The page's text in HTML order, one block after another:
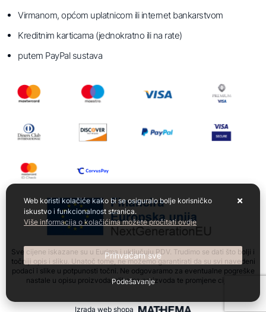
Virmanom, općom uplatnicom ili internet bankarstvom
Kreditnim karticama (jednokratno ili na rate)
putem PayPal sustava
Sve cijene iskazane su u Eurima i uključuju PDV. Trudimo se dati što bolji i
točniji opis i sliku. Unatoč tome, ne možemo garantirati da su svi navedeni
podaci i slike u potpunosti točni. Ne odgovaramo za eventualne pogreške
nastale u opisu proizvoda, slikama proizvoda te promjene cijena.
Izrada web shopa
Web koristi kolačiće kako bi se osiguralo bolje korisničko
iskustvo i funkcionalnost stranica.
Više informacija o kolačićima možete pročitati ovdje
Prihvaćam sve
Podešavanje